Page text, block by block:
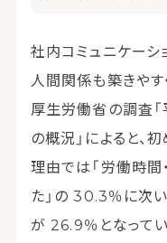
社内コミュニケーシ
人間関係も築きやす
厚生労働省の調査
の概況」によると、
理由では「労働時間
た」の 30.3％に次い
が 26.9％となって